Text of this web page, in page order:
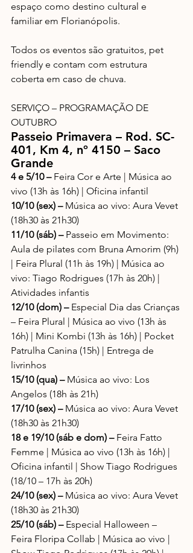
espaço como destino cultural e
familiar em Florianópolis.
Todos os eventos são gratuitos, pet
friendly e contam com estrutura
coberta em caso de chuva.
SERVIÇO – PROGRAMAÇÃO DE
OUTUBRO
Passeio Primavera – Rod. SC-
401, Km 4, nº 4150 – Saco
Grande
4 e 5/10 – Feira Cor e Arte | Música ao
vivo (13h às 16h) | Oficina infantil
10/10 (sex) – Música ao vivo: Aura Vevet
(18h30 às 21h30)
11/10 (sáb) – Passeio em Movimento:
Aula de pilates com Bruna Amorim (9h)
| Feira Plural (11h às 19h) | Música ao
vivo: Tiago Rodrigues (17h às 20h) |
Atividades infantis
12/10 (dom) – Especial Dia das Crianças
– Feira Plural | Música ao vivo (13h às
16h) | Mini Kombi (13h às 16h) | Pocket
Patrulha Canina (15h) | Entrega de
livrinhos
15/10 (qua) – Música ao vivo: Los
Angelos (18h às 21h)
17/10 (sex) – Música ao vivo: Aura Vevet
(18h30 às 21h30)
18 e 19/10 (sáb e dom) – Feira Fatto
Femme | Música ao vivo (13h às 16h) |
Oficina infantil | Show Tiago Rodrigues
(18/10 – 17h às 20h)
24/10 (sex) – Música ao vivo: Aura Vevet
(18h30 às 21h30)
25/10 (sáb) – Especial Halloween –
Feira Floripa Collab | Música ao vivo |